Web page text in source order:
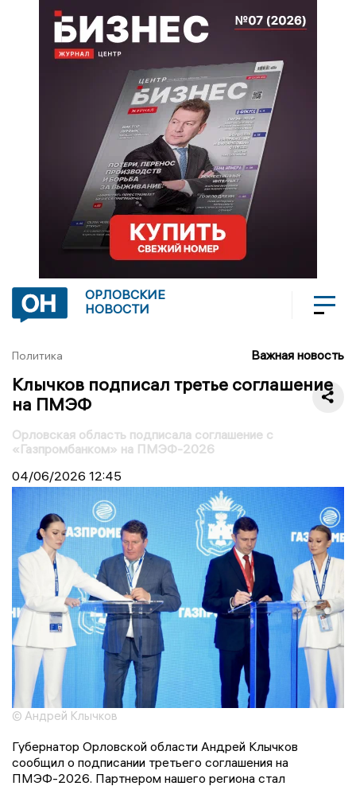
ОРЛОВСКИЕ
НОВОСТИ
Политика Важная новость
Клычков подписал третье соглашение
на ПМЭФ
Орловская область подписала соглашение с
«Газпромбанком» на ПМЭФ-2026
04/06/2026 12:45
© Андрей Клычков
Губернатор Орловской области Андрей Клычков
сообщил о подписании третьего соглашения на
ПМЭФ-2026. Партнером нашего региона стал